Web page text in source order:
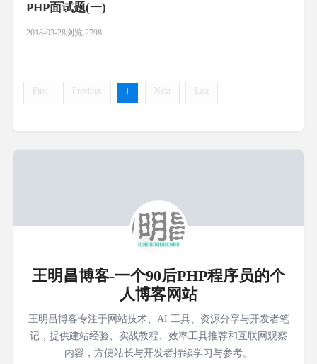
PHP面试题(一)
2018-03-28浏览 2798
First Previous 1 Next Last
王明昌博客-一个90后PHP程序员的个
人博客网站
王明昌博客专注于网站技术、AI 工具、资源分享与开发者笔
记，提供建站经验、实战教程、效率工具推荐和互联网观察
内容，方便站长与开发者持续学习与参考。